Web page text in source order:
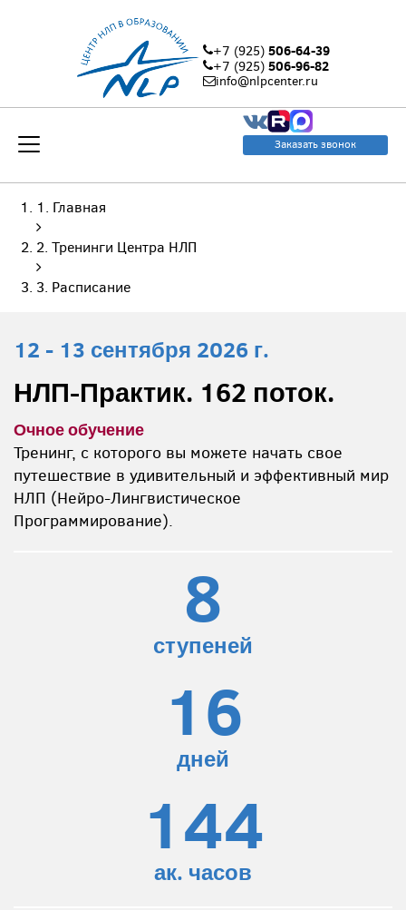
+7 (925) 506-64-39
+7 (925) 506-96-82
info@nlpcenter.ru
Заказать звонок
Главная
Тренинги Центра НЛП
Расписание
12 - 13 сентября 2026 г.
НЛП-Практик. 162 поток.
Очное обучение
Тренинг, с которого вы можете начать свое
путешествие в удивительный и эффективный мир
НЛП (Нейро-Лингвистическое
Программирование).
8
ступеней
16
дней
144
ак. часов